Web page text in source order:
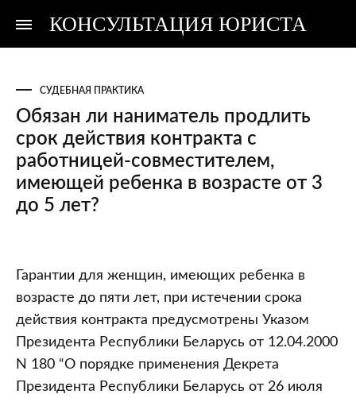
КОНСУЛЬТАЦИЯ ЮРИСТА
Консультация
Консультация
СУДЕБНАЯ ПРАКТИКА
Обязан ли наниматель продлить
срок действия контракта с
работницей-совместителем,
имеющей ребенка в возрасте от 3
до 5 лет?
Обязан
ли
наниматель
продлить
срок
действия
Гарантии для женщин, имеющих ребенка в
возрасте до пяти лет, при истечении срока
действия контракта предусмотрены Указом
Президента Республики Беларусь от 12.04.2000
N 180 “О порядке применения Декрета
Президента Республики Беларусь от 26 июля